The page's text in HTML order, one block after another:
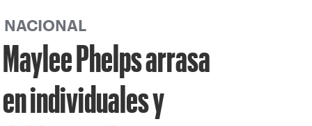
NACIONAL
Maylee Phelps arrasa
en individuales y